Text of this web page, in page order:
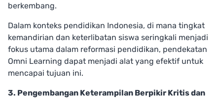
berkembang.
Dalam konteks pendidikan Indonesia, di mana tingkat
kemandirian dan keterlibatan siswa seringkali menjadi
fokus utama dalam reformasi pendidikan, pendekatan
Omni Learning dapat menjadi alat yang efektif untuk
mencapai tujuan ini.
3. Pengembangan Keterampilan Berpikir Kritis dan